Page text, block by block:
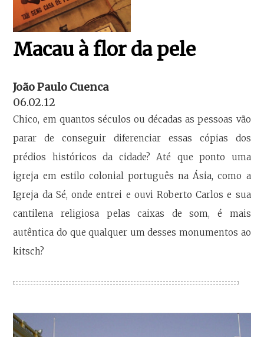
Macau à flor da pele
João Paulo Cuenca
06.02.12
Chico, em quantos séculos ou décadas as pessoas vão
parar de conseguir diferenciar essas cópias dos
prédios históricos da cidade? Até que ponto uma
igreja em estilo colonial português na Ásia, como a
Igreja da Sé, onde entrei e ouvi Roberto Carlos e sua
cantilena religiosa pelas caixas de som, é mais
autêntica do que qualquer um desses monumentos ao
kitsch?